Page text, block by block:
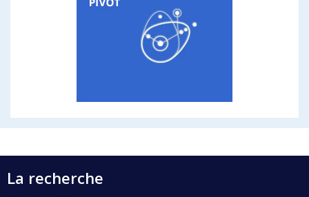
La recherche